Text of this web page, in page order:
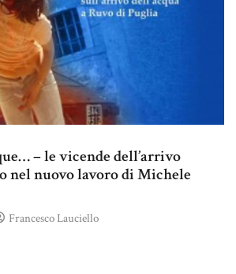
– le vicende dell’arrivo
nel nuovo lavoro di Michele
Francesco Lauciello